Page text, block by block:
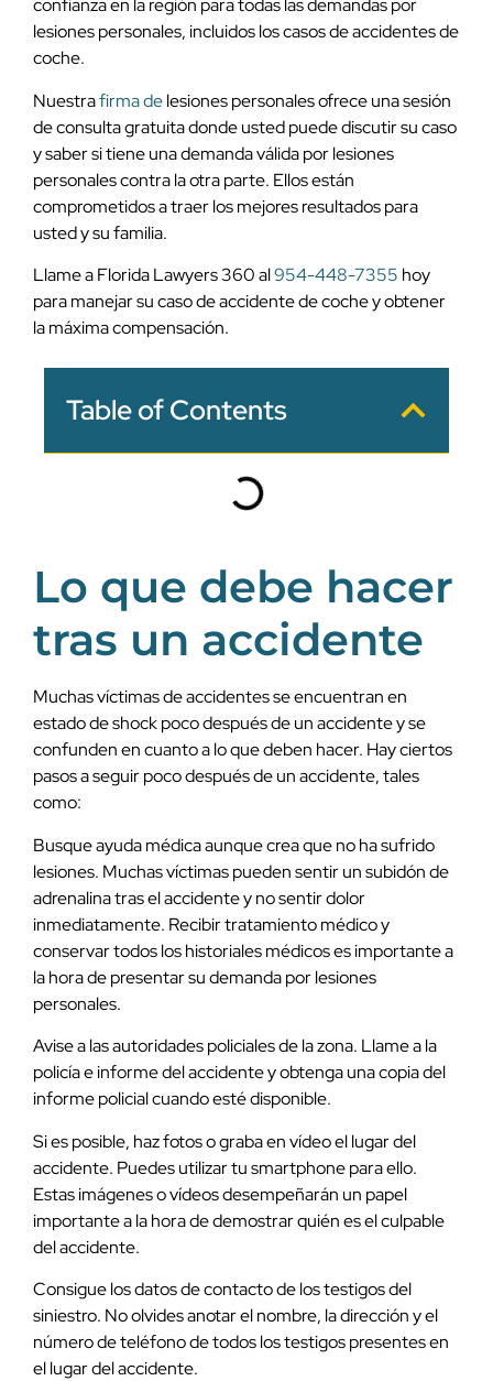
confianza en la región para todas las demandas por
lesiones personales, incluidos los casos de accidentes de
coche.
Nuestrafirma delesiones personales ofrece una sesión
de consulta gratuita donde usted puede discutir su caso
y saber si tiene una demanda válida por lesiones
personales contra la otra parte. Ellos están
comprometidos a traer los mejores resultados para
usted y su familia.
Llame a Florida Lawyers 360 al954-448-7355 hoy
para manejar su caso de accidente de coche y obtener
la máxima compensación.
Table of Contents
Lo que debe hacer
tras un accidente
Muchas víctimas de accidentes se encuentran en
estado de shock poco después de un accidente y se
confunden en cuanto a lo que deben hacer. Hay ciertos
pasos a seguir poco después de un accidente, tales
como:
Busque ayuda médica aunque crea que no ha sufrido
lesiones. Muchas víctimas pueden sentir un subidón de
adrenalina tras el accidente y no sentir dolor
inmediatamente. Recibir tratamiento médico y
conservar todos los historiales médicos es importante a
la hora de presentar su demanda por lesiones
personales.
Avise a las autoridades policiales de la zona. Llame a la
policía e informe del accidente y obtenga una copia del
informe policial cuando esté disponible.
Si es posible, haz fotos o graba en vídeo el lugar del
accidente. Puedes utilizar tu smartphone para ello.
Estas imágenes o vídeos desempeñarán un papel
importante a la hora de demostrar quién es el culpable
del accidente.
Consigue los datos de contacto de los testigos del
siniestro. No olvides anotar el nombre, la dirección y el
número de teléfono de todos los testigos presentes en
el lugar del accidente.